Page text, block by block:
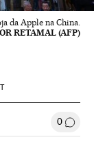
da Apple na China.
RETAMAL (AFP)
0